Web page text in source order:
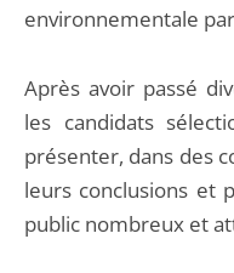
environnementale
Après avoir passé
les candidats
présenter, dans des
leurs conclusions et
public nombreux et